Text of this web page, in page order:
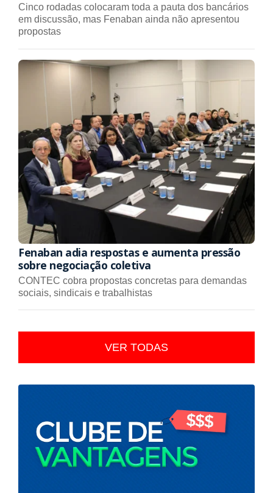
Cinco rodadas colocaram toda a pauta dos bancários
em discussão, mas Fenaban ainda não apresentou
propostas
Fenaban adia respostas e aumenta pressão
sobre negociação coletiva
CONTEC cobra propostas concretas para demandas
sociais, sindicais e trabalhistas
VER TODAS